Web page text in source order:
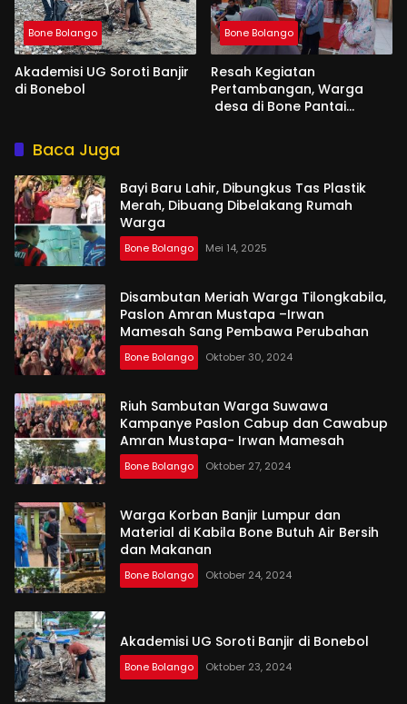
Bone Bolango
Akademisi UG Soroti Banjir
di Bonebol
Bone Bolango
Resah Kegiatan
Pertambangan, Warga
desa di Bone Pantai
Baca Juga
Bayi Baru Lahir, Dibungkus Tas Plastik
Merah, Dibuang Dibelakang Rumah
Warga
Bone Bolango Mei 14, 2025
Disambutan Meriah Warga Tilongkabila,
Paslon Amran Mustapa –Irwan
Mamesah Sang Pembawa Perubahan
Bone Bolango Oktober 30, 2024
Riuh Sambutan Warga Suwawa
Kampanye Paslon Cabup dan Cawabup
Amran Mustapa- Irwan Mamesah
Bone Bolango Oktober 27, 2024
Warga Korban Banjir Lumpur dan
Material di Kabila Bone Butuh Air Bersih
dan Makanan
Bone Bolango Oktober 24, 2024
Akademisi UG Soroti Banjir di Bonebol
Bone Bolango Oktober 23, 2024